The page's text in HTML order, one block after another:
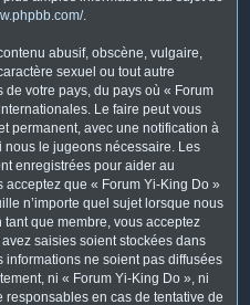
.
abusif, obscène, vulgaire,
sexuel ou tout autre
votre pays, du pays où « Forum
Le faire peut vous
permanent, avec une notification à
nous le jugeons nécessaire. Les
enregistrées pour aider au
que « Forum Yi-King Do »
n’importe quel sujet lorsque nous
que membre, vous acceptez
saisies soient stockées dans
ne soient pas diffusées
ni « Forum Yi-King Do », ni
en cas de tentative de